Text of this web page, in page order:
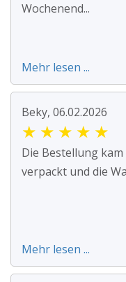
Wochenend...
Mehr lesen ...
Beky, 06.02.2026
★ ★ ★ ★ ★
Die Bestellung
verpackt und die
Mehr lesen ...